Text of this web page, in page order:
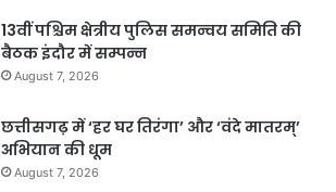
13वीं पश्चिम क्षेत्रीय पुलिस समन्वय समिति की
बैठक इंदौर में सम्पन्न
August 7, 2026
छत्तीसगढ़ में ‘हर घर तिरंगा’ और ‘वंदे मातरम्’
अभियान की धूम
August 7, 2026